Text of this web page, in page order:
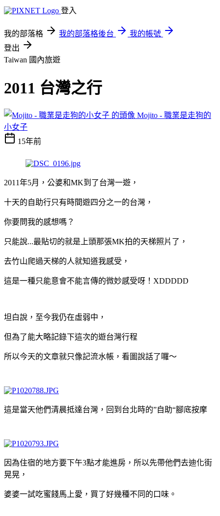
登入
我的部落格 我的部落格後台
我的帳號
登出
Taiwan 國內旅遊
2011 台灣之行
Mojito - 職業是走狗的
小女子
15年前
2011年5月，公婆和MK到了台灣一遊，
十天的自助行只有時間遊四分之一的台灣，
你要問我的感想嗎？
只能說...最貼切的就是上頭那張MK拍的天梯照片了，
去竹山爬過天梯的人就知道我感受，
這是一種只能意會不能言傳的微妙感受呀！XDDDDD
坦白說，至今我仍在虛弱中，
但為了能大略記錄下這次的遊台灣行程
所以今天的文章就只像記流水帳，看圖說話了囉～
這是當天他們清晨抵達台灣，回到台北時的”自助“腳底按摩
因為住宿的地方要下午3點才能進房，所以先帶他們去迪化街
晃晃，
婆婆一試吃蜜餞馬上愛，買了好幾種不同的口味。